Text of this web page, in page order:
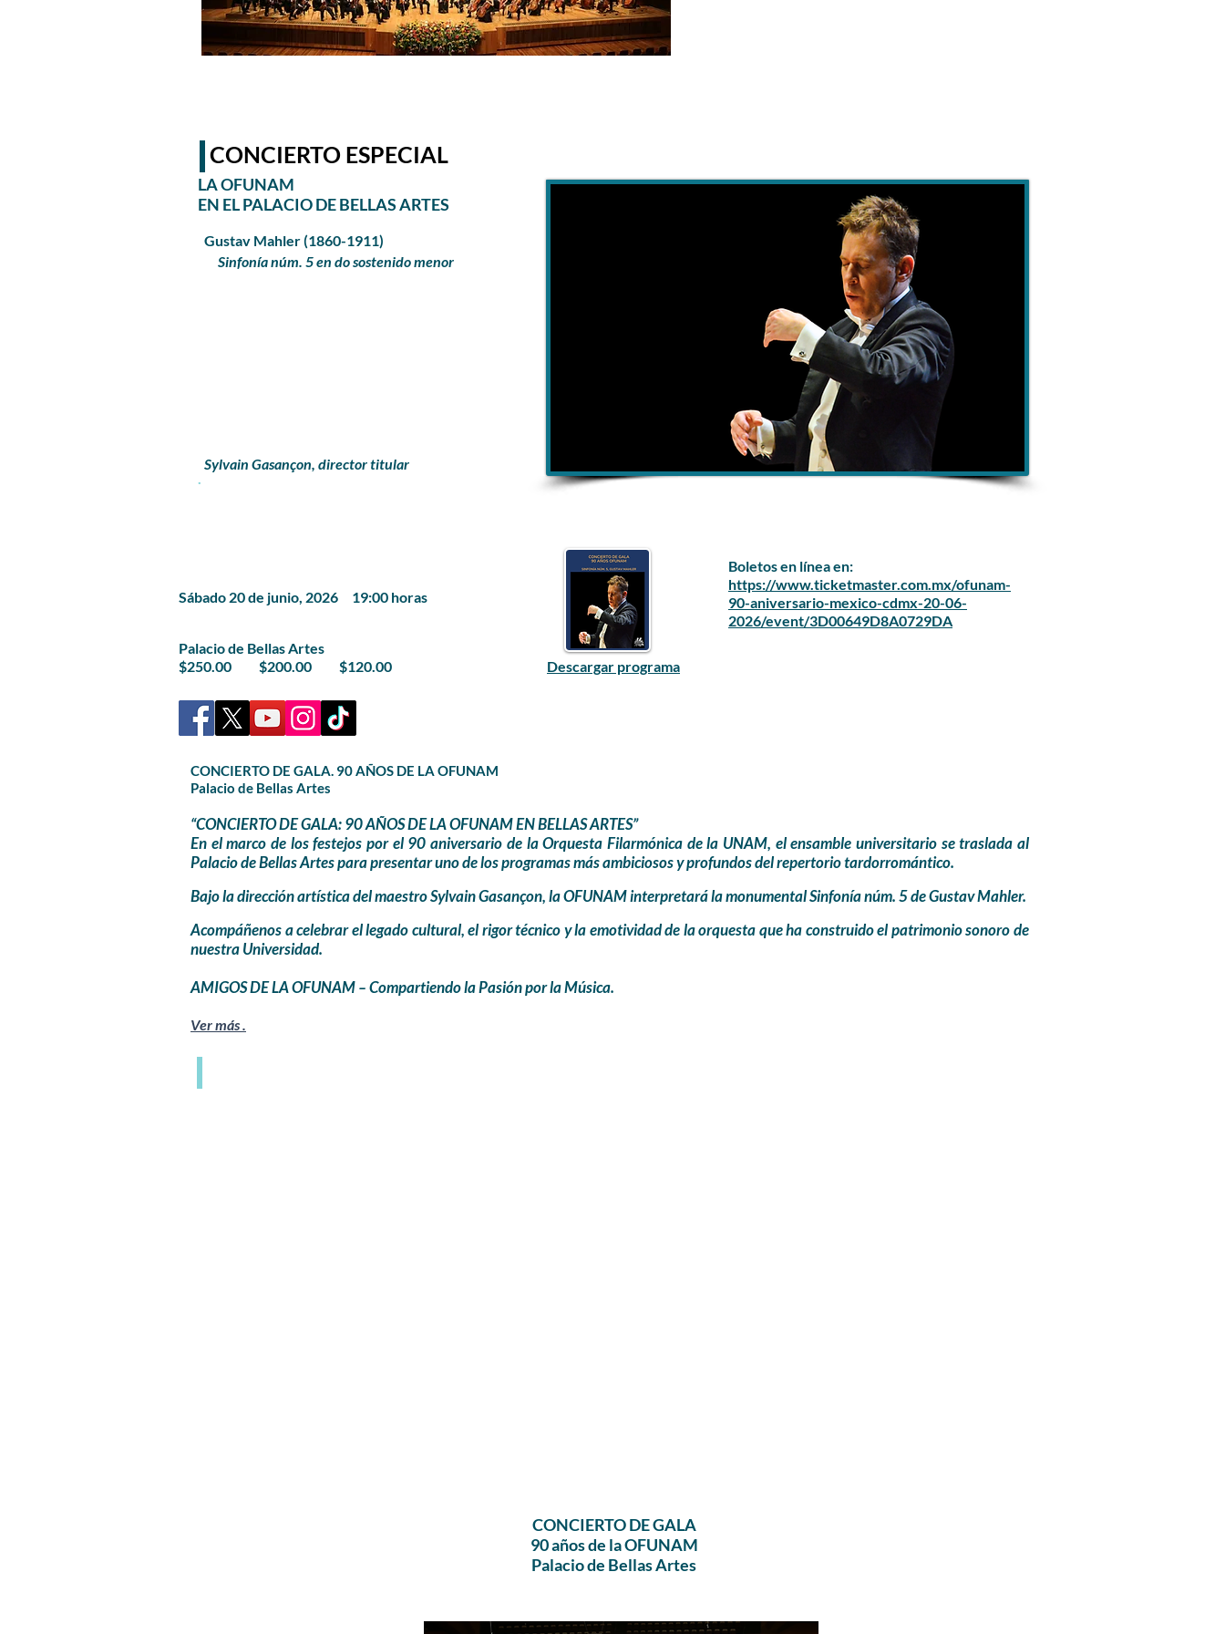
CONCIERTO ESPECIAL
.
LA OFUNAM
EN EL PALACIO DE BELLAS ARTES
Gustav Mahler (1860-1911)
Sinfonía núm. 5 en do sostenido menor
Sylvain Gasançon, director titular
​Sábado 20 de junio, 2026 19:00 horas
Palacio de Bellas Artes
$250.00 $200.00 $120.00
Descargar programa
Boletos en línea en:
https://www.ticketmaster.com.mx/ofunam-
90-aniversario-mexico-cdmx-20-06-
2026/event/3D00649D8A0729DA
CONCIERTO DE GALA. 90 AÑOS DE LA OFUNAM
Palacio de Bellas Artes
“CONCIERTO DE GALA: 90 AÑOS DE LA OFUNAM EN BELLAS ARTES”
En el marco de los festejos por el 90 aniversario de la Orquesta Filarmónica de la UNAM, el ensamble universitario se traslada al
Palacio de Bellas Artes para presentar uno de los programas más ambiciosos y profundos del repertorio tardorromántico.
Bajo la dirección artística del maestro Sylvain Gasançon, la OFUNAM interpretará la monumental Sinfonía núm. 5 de Gustav Mahler.
Acompáñenos a celebrar el legado cultural, el rigor técnico y la emotividad de la orquesta que ha construido el patrimonio sonoro de
nuestra Universidad.
​​​AMIGOS DE LA OFUNAM – Compartiendo la Pasión por la Música.
Ver más .
CONCIERTO DE GALA
90 años de la OFUNAM
Palacio de Bellas Artes